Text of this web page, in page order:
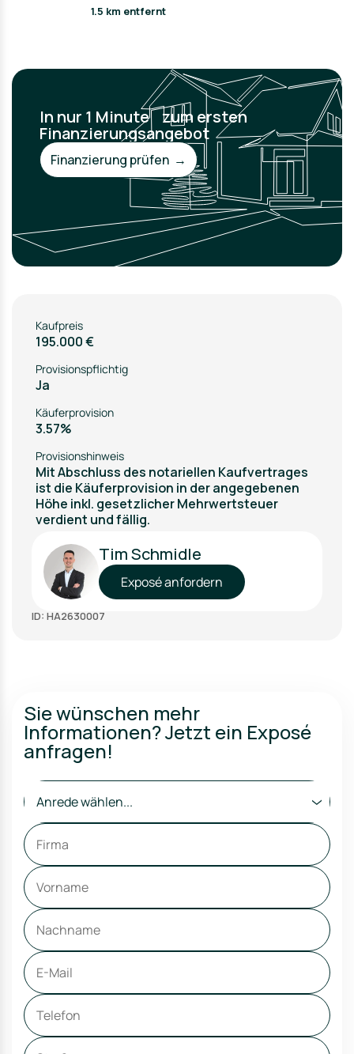
1.5 km entfernt
In nur 1 Minute zum ersten
Finanzierungsangebot
Finanzierung prüfen →
Kaufpreis
195.000 €
Provisionspflichtig
Ja
Käuferprovision
3.57%
Provisionshinweis
Mit Abschluss des notariellen Kaufvertrages
ist die Käuferprovision in der angegebenen
Höhe inkl. gesetzlicher Mehrwertsteuer
verdient und fällig.
Tim Schmidle
Exposé anfordern
ID: HA2630007
Sie wünschen mehr
Informationen? Jetzt ein Exposé
anfragen!
Anrede wählen...